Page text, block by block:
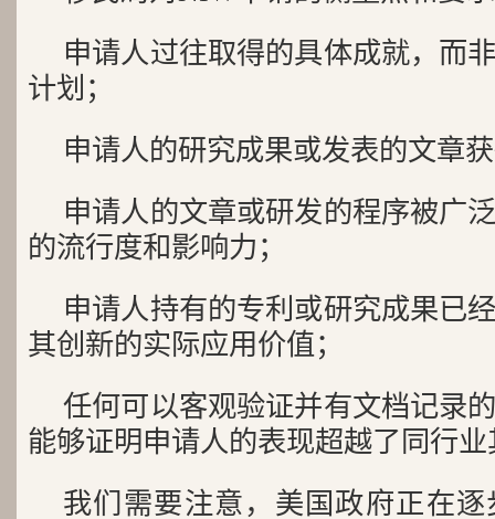
申请人过往取得的具体成就，而
计划；
申请人的研究成果或发表的文章
申请人的文章或研发的程序被广
的流行度和影响力；
申请人持有的专利或研究成果已
其创新的实际应用价值；
任何可以客观验证并有文档记录
能够证明申请人的表现超越了同行
我们需要注意，美国政府正在